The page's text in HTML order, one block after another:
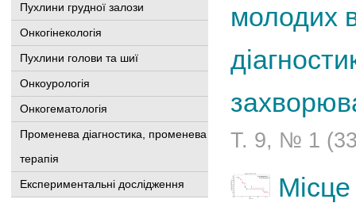
Пухлини грудної залози
Онкогінекологія
Пухлини голови та шиї
Онкоурологія
Онкогематологія
Променева діагностика, променева
терапія
Експериментальні дослідження
молодих
Т. 9, № 1